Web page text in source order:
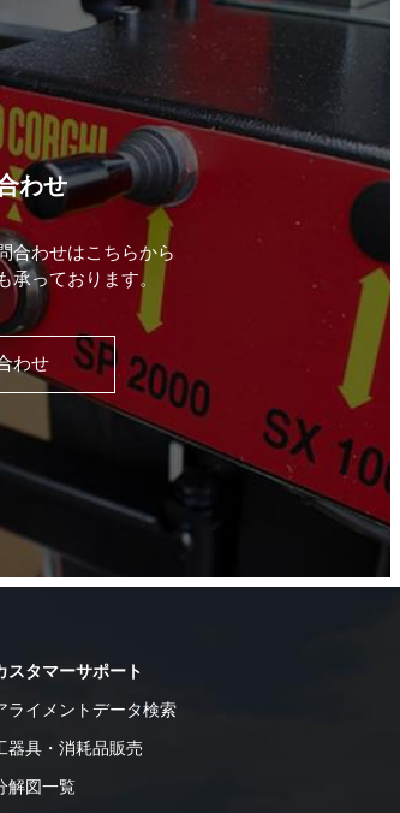
わせ
合わせはこちらから
っております。
わせ
スタマーサポート
ライメントデータ検索
器具・消耗品販売
解図一覧